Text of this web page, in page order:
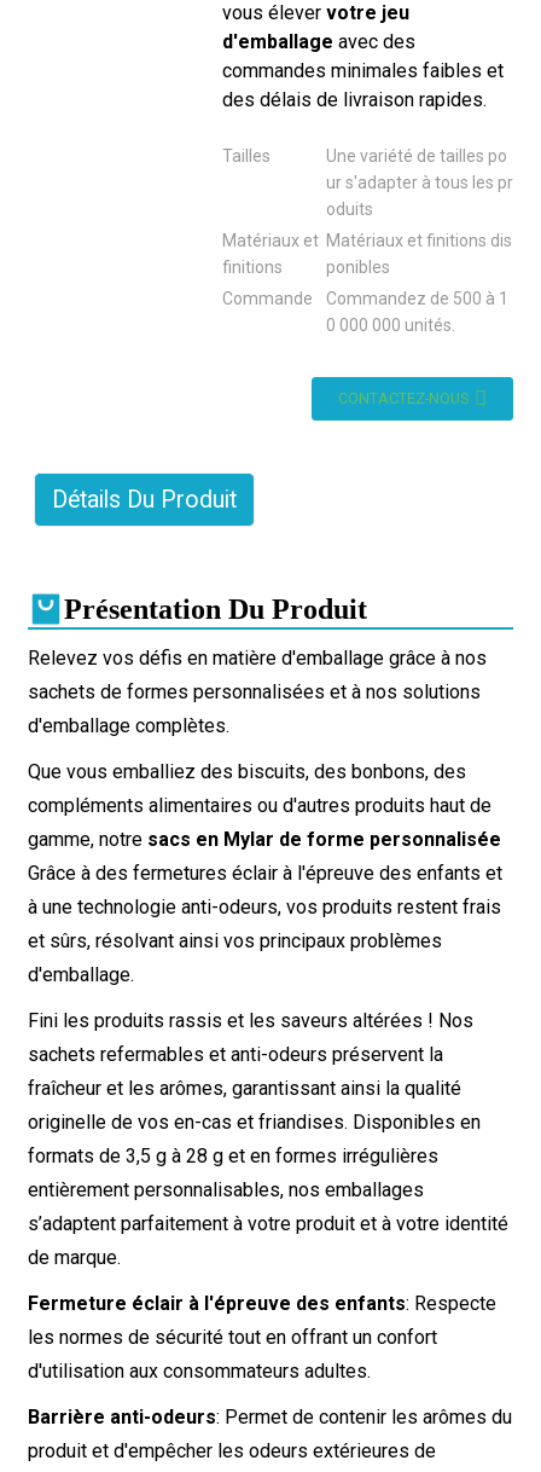
vous élever votre jeu
d'emballage avec des
commandes minimales faibles et
des délais de livraison rapides.
Tailles
Une variété de tailles po
ur s'adapter à tous les pr
oduits
Matériaux et
finitions
Matériaux et finitions dis
ponibles
Commande
Commandez de 500 à 1
0 000 000 unités.
CONTACTEZ-NOUS
Détails Du Produit
Présentation Du Produit
Relevez vos défis en matière d'emballage grâce à nos
sachets de formes personnalisées et à nos solutions
d'emballage complètes.
Que vous emballiez des biscuits, des bonbons, des
compléments alimentaires ou d'autres produits haut de
gamme, notre sacs en Mylar de forme personnalisée
Grâce à des fermetures éclair à l'épreuve des enfants et
à une technologie anti-odeurs, vos produits restent frais
et sûrs, résolvant ainsi vos principaux problèmes
d'emballage.
Fini les produits rassis et les saveurs altérées ! Nos
sachets refermables et anti-odeurs préservent la
fraîcheur et les arômes, garantissant ainsi la qualité
originelle de vos en-cas et friandises. Disponibles en
formats de 3,5 g à 28 g et en formes irrégulières
entièrement personnalisables, nos emballages
s’adaptent parfaitement à votre produit et à votre identité
de marque.
Fermeture éclair à l'épreuve des enfants: Respecte
les normes de sécurité tout en offrant un confort
d'utilisation aux consommateurs adultes.
Barrière anti-odeurs: Permet de contenir les arômes du
produit et d'empêcher les odeurs extérieures de